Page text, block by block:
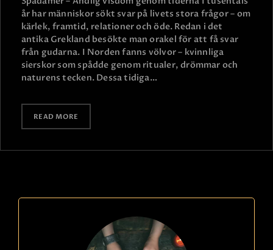
år har människor sökt svar på livets stora frågor – om
kärlek, framtid, relationer och öde. Redan i det
antika Grekland besökte man orakel för att få svar
från gudarna. I Norden fanns völvor – kvinnliga
sierskor som spådde genom ritualer, drömmar och
naturens tecken. Dessa tidiga…
READ MORE